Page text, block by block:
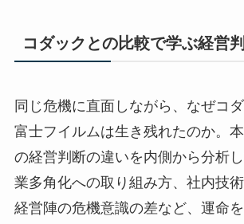
コダックとの比較で学ぶ経営
同じ危機に直面しながら、なぜコ
富士フイルムは生き残れたのか。
の経営判断の違いを内側から分析
業多角化への取り組み方、社内技術
経営陣の危機意識の差など、運命